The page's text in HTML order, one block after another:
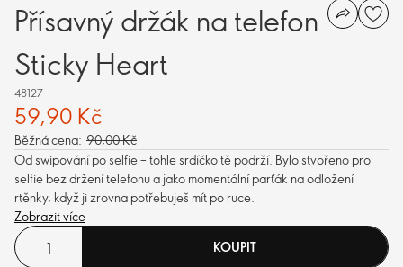
Přísavný držák na telefon
Sticky Heart
48127
59,90 Kč
Běžná cena: 90,00 Kč
Od swipování po selfie – tohle srdíčko tě podrží. Bylo stvořeno pro
selfie bez držení telefonu a jako momentální parťák na odložení
rtěnky, když ji zrovna potřebuješ mít po ruce.
Zobrazit více
KOUPIT